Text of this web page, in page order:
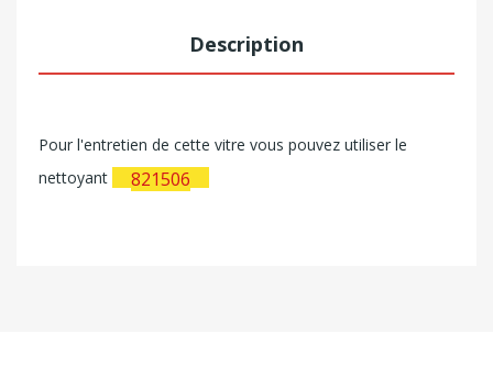
Description
Pour l'entretien de cette vitre vous pouvez utiliser le
nettoyant
821506